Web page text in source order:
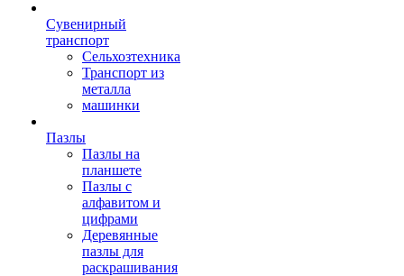
Сувенирный
транспорт
Сельхозтехника
Транспорт из
металла
машинки
Пазлы
Пазлы на
планшете
Пазлы с
алфавитом и
цифрами
Деревянные
пазлы для
раскрашивания